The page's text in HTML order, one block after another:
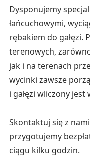
Dysponujemy
łańcuchowymi,
rębakiem do gałęzi.
terenowych,
jak i na terenach
wycinki zawsze
i gałęzi wliczony
Skontaktuj się z
przygotujemy
ciągu kilku godzin.